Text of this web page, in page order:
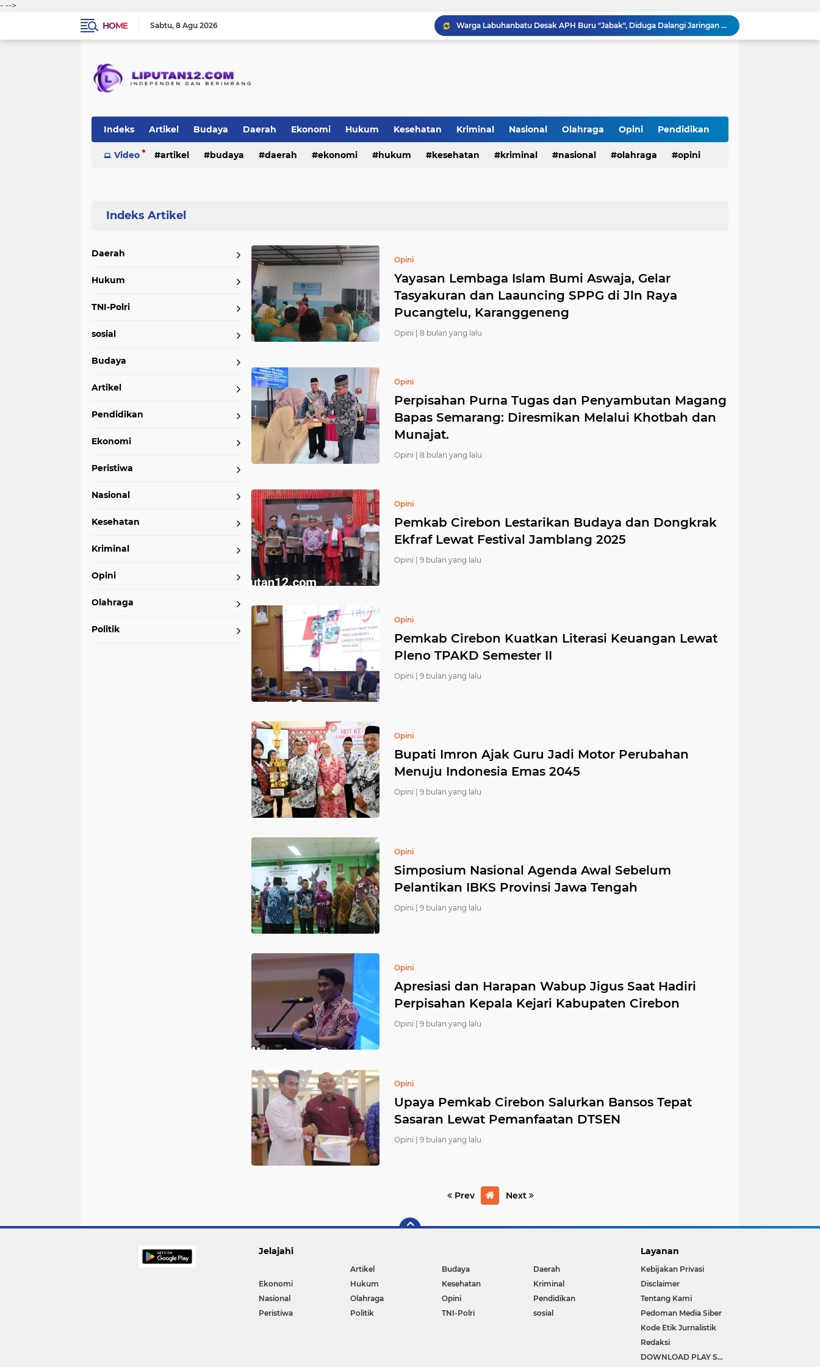
- -->
HOME
Sabtu 8 Agu 2026
Warga Labuhanbatu Desak APH Buru "Jabak", Diduga Dalangi Jaringan Sabu yang Kembali Merajalela
Semarak HUT ke-81 RI, Kades Pangelen Zainal Abidin Gelar Jalan Sehat Bersama Warga
Sambut HUT ke-81 RI, Lapas Pasir Pangarayan Gelar Jumat Berkah dengan Berbagi Sembako kepada Warga Kurang Mampu
KRYD Polsek Mangoli Barat: Razia Miras Amankan 24 Botol Cap Tikus
Indeks Artikel Budaya Daerah Ekonomi Hukum Kesehatan Kriminal Nasional Olahraga Opini Pendidikan
Peristiwa Politik TNI-Polri sosial
Video artikel budaya daerah ekonomi hukum kesehatan kriminal nasional olahraga opini
Daerah
Hukum
TNI-Polri
sosial
Budaya
Artikel
Pendidikan
Ekonomi
Peristiwa
Nasional
Kesehatan
Kriminal
Opini
Olahraga
Politik
Opini
Yayasan Lembaga Islam Bumi Aswaja, Gelar
Tasyakuran dan Laauncing SPPG di Jln Raya
Pucangtelu, Karanggeneng
Opini | 8 bulan yang lalu
Opini
Perpisahan Purna Tugas dan Penyambutan Magang
Bapas Semarang: Diresmikan Melalui Khotbah dan
Munajat.
Opini | 8 bulan yang lalu
Opini
Pemkab Cirebon Lestarikan Budaya dan Dongkrak
Ekfraf Lewat Festival Jamblang 2025
Opini | 9 bulan yang lalu
Opini
Pemkab Cirebon Kuatkan Literasi Keuangan Lewat
Pleno TPAKD Semester II
Opini | 9 bulan yang lalu
Opini
Bupati Imron Ajak Guru Jadi Motor Perubahan
Menuju Indonesia Emas 2045‎‎
Opini | 9 bulan yang lalu
Opini
Simposium Nasional Agenda Awal Sebelum
Pelantikan IBKS Provinsi Jawa Tengah
Opini | 9 bulan yang lalu
Opini
Apresiasi dan Harapan Wabup Jigus Saat Hadiri
Perpisahan Kepala Kejari Kabupaten Cirebon
Opini | 9 bulan yang lalu
Opini
Upaya Pemkab Cirebon Salurkan Bansos Tepat
Sasaran Lewat Pemanfaatan DTSEN
Opini | 9 bulan yang lalu
Prev Next
Jelajahi
Artikel Budaya
Daerah
Ekonomi
Hukum Kesehatan
Kriminal
Nasional
Olahraga Opini
Pendidikan
Peristiwa
Politik TNI-Polri sosial
Layanan
Kebijakan Privasi
Disclaimer
Tentang Kami
Pedoman Media Siber
Kode Etik Jurnalistik
Redaksi
DOWNLOAD PLAY STORE